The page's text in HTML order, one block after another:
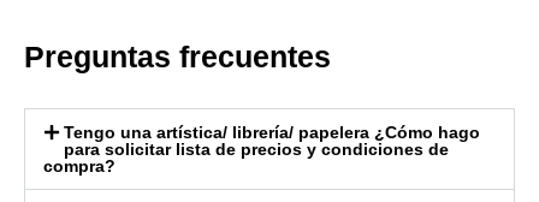
Preguntas frecuentes
Tengo una artística/ librería/ papelera ¿Cómo hago
para solicitar lista de precios y condiciones de
compra?